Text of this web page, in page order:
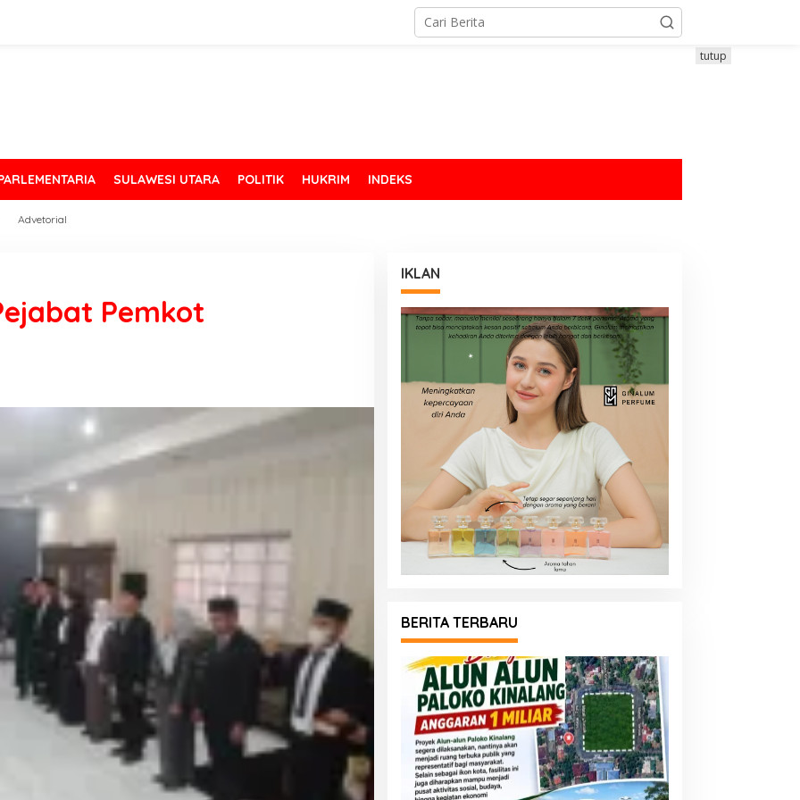
SULAWESI UTARA POLITIK HUKRIM INDEKS
Advetorial
tutup
Pemkot
IKLAN
BERITA TERBARU